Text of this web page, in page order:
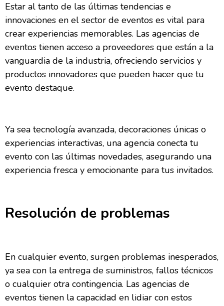
Estar al tanto de las últimas tendencias e
innovaciones en el sector de eventos es vital para
crear experiencias memorables. Las agencias de
eventos tienen acceso a proveedores que están a la
vanguardia de la industria, ofreciendo servicios y
productos innovadores que pueden hacer que tu
evento destaque.
Ya sea tecnología avanzada, decoraciones únicas o
experiencias interactivas, una agencia conecta tu
evento con las últimas novedades, asegurando una
experiencia fresca y emocionante para tus invitados.
Resolución de problemas
En cualquier evento, surgen problemas inesperados,
ya sea con la entrega de suministros, fallos técnicos
o cualquier otra contingencia. Las agencias de
eventos tienen la capacidad en lidiar con estos